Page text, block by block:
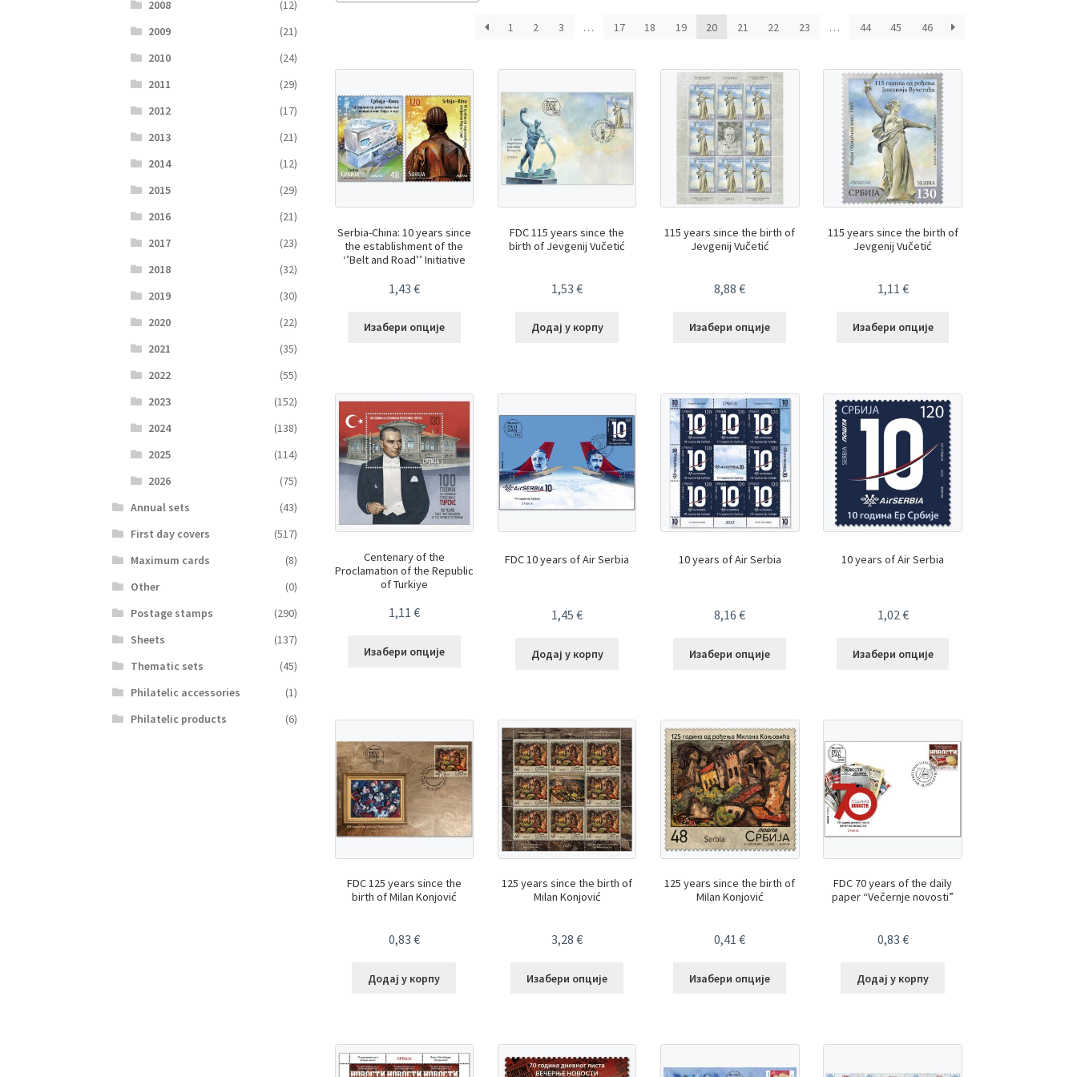
latest
1 2 3 … 17 18 19 20 21 22 23 … 44 45 46
Serbia-China: 10 years since
the establishment of the
‘’Belt and Road’’ Initiative
1,43 €
Изабери опције
FDC 115 years since the
birth of Jevgenij Vučetić
1,53€
Додај у корпу
115 years since the birth of
Jevgenij Vučetić
8,88€
Изабери опције
115 years since the birth of
Jevgenij Vučetić
1,11 €
Изабери опције
Centenary of the
Proclamation of the Republic
of Turkiye
1,11 €
Изабери опције
FDC 10 years of Air Serbia
1,45€
Додај у корпу
10 years of Air Serbia
8,16€
Изабери опције
10 years of Air Serbia
1,02€
Изабери опције
FDC 125 years since the
birth of Milan Konjović
0,83 €
Додај у корпу
125 years since the birth of
Milan Konjović
3,28€
Изабери опције
125 years since the birth of
Milan Konjović
0,41€
Изабери опције
FDC 70 years of the daily
paper “Večernje novosti”
0,83 €
Додај у корпу
2008
(12)
2009
(21)
2010
(24)
2011
(29)
2012
(17)
2013
(21)
2014
(12)
2015
(29)
2016
(21)
2017
(23)
2018
(32)
2019
(30)
2020
(22)
2021
(35)
2022
(55)
2023
(152)
2024
(138)
2025
(114)
2026
(75)
Аnnual sets
(43)
First day covers
(517)
Maximum cards
(8)
Other
(0)
Postage stamps
(290)
Sheets
(137)
Thematic sets
(45)
Philatelic accessories
(1)
Philatelic products
(6)